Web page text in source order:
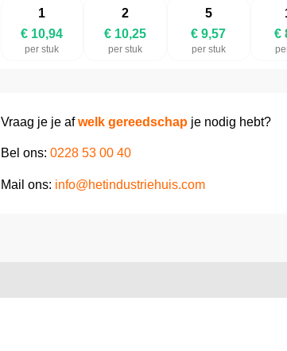
1
€ 10,94
per stuk
2
€ 10,25
per stuk
5
€ 9,57
per stuk
€
Vraag je je afwelk gereedschapje nodig hebt?
Bel ons: 0228 53 00 40
Mail ons: info@hetindustriehuis.com